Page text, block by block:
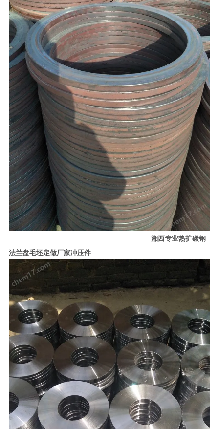
湘西专业热扩碳钢
法兰盘毛坯定做厂家冲压件